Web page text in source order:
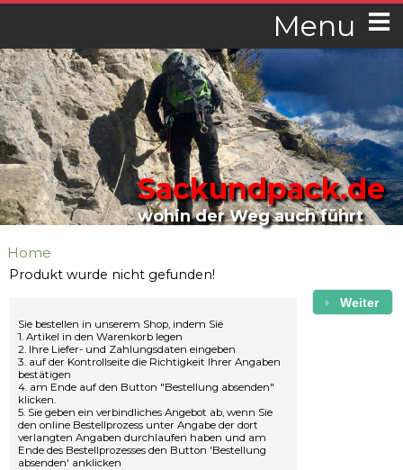
Menu
Sackundpack.de
wohin der Weg auch führt
Home
Produkt wurde nicht gefunden!
Weiter
Sie bestellen in unserem Shop, indem Sie
1. Artikel in den Warenkorb legen
2. Ihre Liefer- und Zahlungsdaten eingeben
3. auf der Kontrollseite die Richtigkeit Ihrer Angaben
bestätigen
4. am Ende auf den Button "Bestellung absenden"
klicken.
5. Sie geben ein verbindliches Angebot ab, wenn Sie
den online Bestellprozess unter Angabe der dort
verlangten Angaben durchlaufen haben und am
Ende des Bestellprozesses den Button 'Bestellung
absenden' anklicken